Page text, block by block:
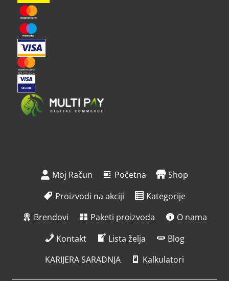
Moj Račun Početna
Shop
Proizvodi na akciji
Kategorije
Brendovi
Paketi proizvoda
O nama
Kontakt
Lista želja
Blog
KARIJERA SARADNJA
Kalkulatori